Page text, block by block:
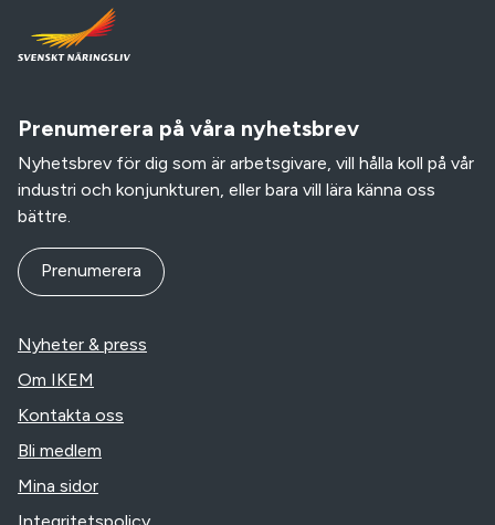
Prenumerera på våra nyhetsbrev
Nyhetsbrev för dig som är arbetsgivare, vill hålla koll på vår
industri och konjunkturen, eller bara vill lära känna oss
bättre.
Prenumerera
Nyheter & press
Om IKEM
Kontakta oss
Bli medlem
Mina sidor